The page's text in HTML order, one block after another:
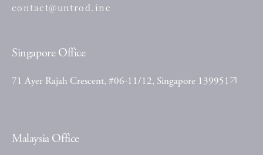
contact@untrod.inc
Singapore Office
71 Ayer Rajah Crescent, #06-11/12, Singapore 139951
Malaysia Office